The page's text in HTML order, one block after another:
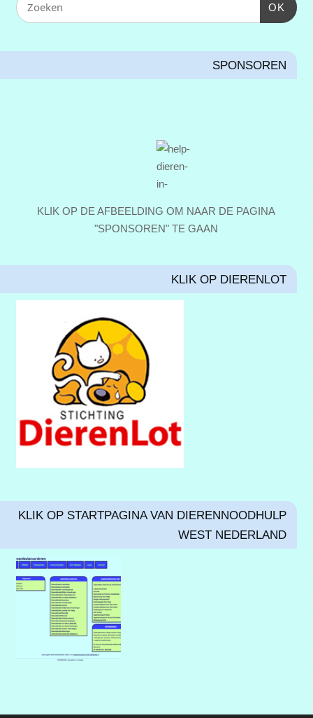
OK
SPONSOREN
KLIK OP DE AFBEELDING OM NAAR DE PAGINA
"SPONSOREN" TE GAAN
KLIK OP DIERENLOT
KLIK OP STARTPAGINA VAN DIERENNOODHULP
WEST NEDERLAND